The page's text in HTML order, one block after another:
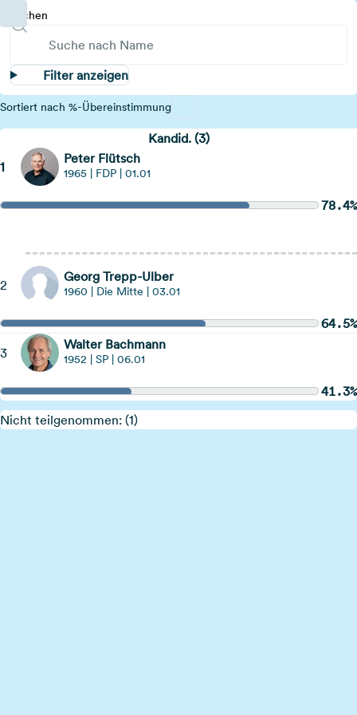
Suchen
Filter anzeigen
Sortiert nach %-Übereinstimmung
Kandid. (3)
1
Peter Flütsch
1965 | FDP | 01.01
78.4%
2
Georg Trepp-Ulber
1960 | Die Mitte | 03.01
64.5%
3
Walter Bachmann
1952 | SP | 06.01
41.3%
Nicht teilgenommen: (1)